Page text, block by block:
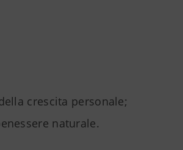
crescita personale;
naturale.